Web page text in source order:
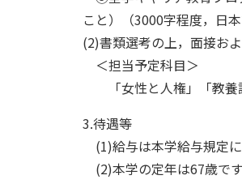
こと）（3000字程度，日本
(2)書類選考の上，面接お
＜担当予定科目＞
「女性と人権」「教養
3.待遇等
(1)給与は本学給与規定に
(2)本学の定年は67歳です